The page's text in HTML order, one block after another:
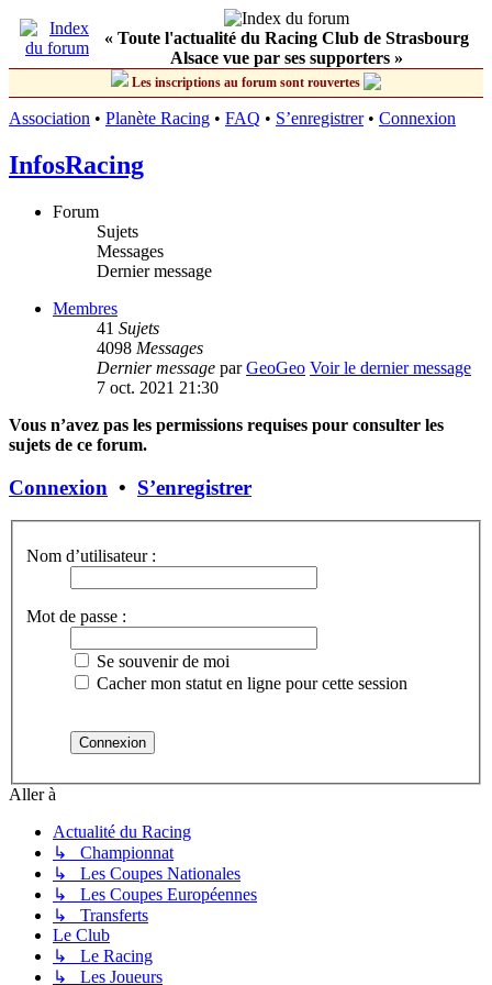
« Toute l'actualité du Racing Club de Strasbourg
Alsace vue par ses supporters »
Les inscriptions au forum sont rouvertes
Association • Planète Racing • FAQ • S’enregistrer• Connexion
InfosRacing
Forum
Sujets
Messages
Dernier message
Membres
41 Sujets
4098 Messages
Dernier message parGeoGeo Voir le dernier message
7 oct. 2021 21:30
Vous n’avez pas les permissions requises pour consulter les
sujets de ce forum.
Connexion • S’enregistrer
Nom d’utilisateur :
Mot de passe :
Se souvenir de moi
Cacher mon statut en ligne pour cette session
Aller à
Actualité du Racing
↳ Championnat
↳ Les Coupes Nationales
↳ Les Coupes Européennes
↳ Transferts
Le Club
↳ Le Racing
↳ Les Joueurs